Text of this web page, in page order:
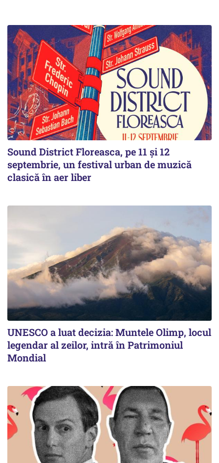
Sound District Floreasca, pe 11 și 12
septembrie, un festival urban de muzică
clasică în aer liber
UNESCO a luat decizia: Muntele Olimp, locul
legendar al zeilor, intră în Patrimoniul
Mondial